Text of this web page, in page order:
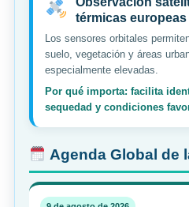
térmicas europeas
Los sensores orbitales
suelo, vegetación y áreas
especialmente elevadas.
Por qué importa: facilita
sequedad y condiciones
Agenda Global de